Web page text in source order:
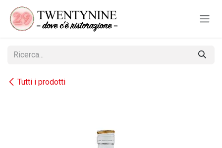
Passa al contenuto
Tutti i prodotti